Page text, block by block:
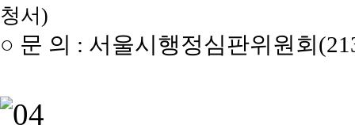
청서)
○ 문 의 : 서울시행정심판위원회